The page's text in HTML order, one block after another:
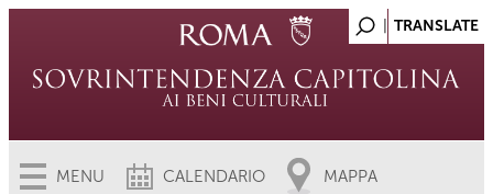
MENU CALENDARIO MAPPA